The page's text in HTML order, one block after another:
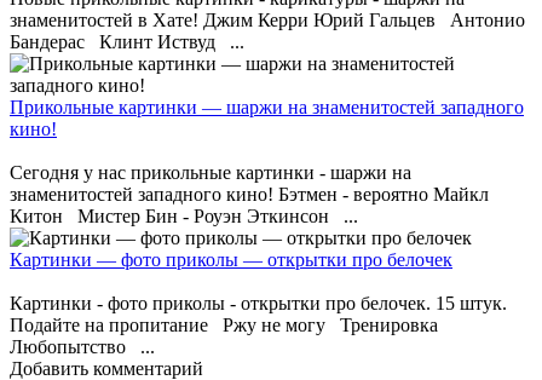
знаменитостей в Хате! Джим Керри Юрий Гальцев Антонио
Бандерас Клинт Иствуд ...
Прикольные картинки — шаржи на знаменитостей западного
кино!
Сегодня у нас прикольные картинки - шаржи на
знаменитостей западного кино! Бэтмен - вероятно Майкл
Китон Мистер Бин - Роуэн Эткинсон ...
Картинки — фото приколы — открытки про белочек
Картинки - фото приколы - открытки про белочек. 15 штук.
Подайте на пропитание Ржу не могу Тренировка
Любопытство ...
Добавить комментарий